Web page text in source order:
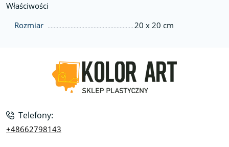
Właściwości
Rozmiar
20 x 20 cm
Telefony:
+48662798143